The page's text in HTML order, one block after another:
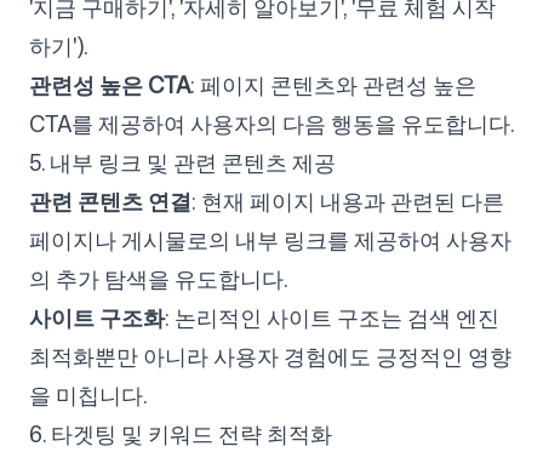
'지금 구매하기', '자세히 알아보기', '무료 체험 시작
하기').
관련성 높은 CTA: 페이지 콘텐츠와 관련성 높은
CTA를 제공하여 사용자의 다음 행동을 유도합니다.
5. 내부 링크 및 관련 콘텐츠 제공
관련 콘텐츠 연결: 현재 페이지 내용과 관련된 다른
페이지나 게시물로의 내부 링크를 제공하여 사용자
의 추가 탐색을 유도합니다.
사이트 구조화: 논리적인 사이트 구조는 검색 엔진
최적화뿐만 아니라 사용자 경험에도 긍정적인 영향
을 미칩니다.
6. 타겟팅 및 키워드 전략 최적화